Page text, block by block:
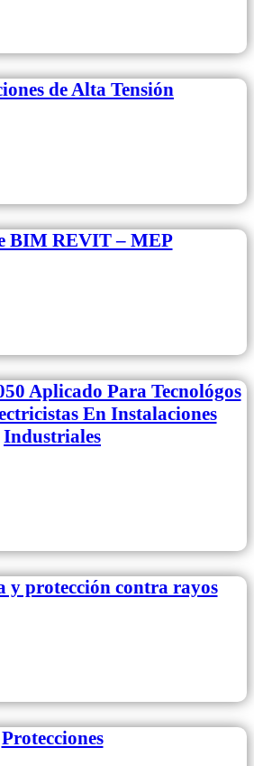
de Alta Tensión
BIM REVIT – MEP
Aplicado Para Tecnológos
En Instalaciones
Industriales
y protección contra rayos
Protecciones